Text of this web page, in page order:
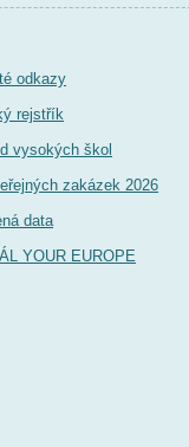
odkazy
rejstřík
vysokých škol
zakázek 2026
data
YOUR EUROPE